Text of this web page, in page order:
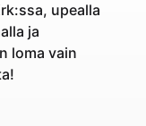
upealla
ja
loma vain